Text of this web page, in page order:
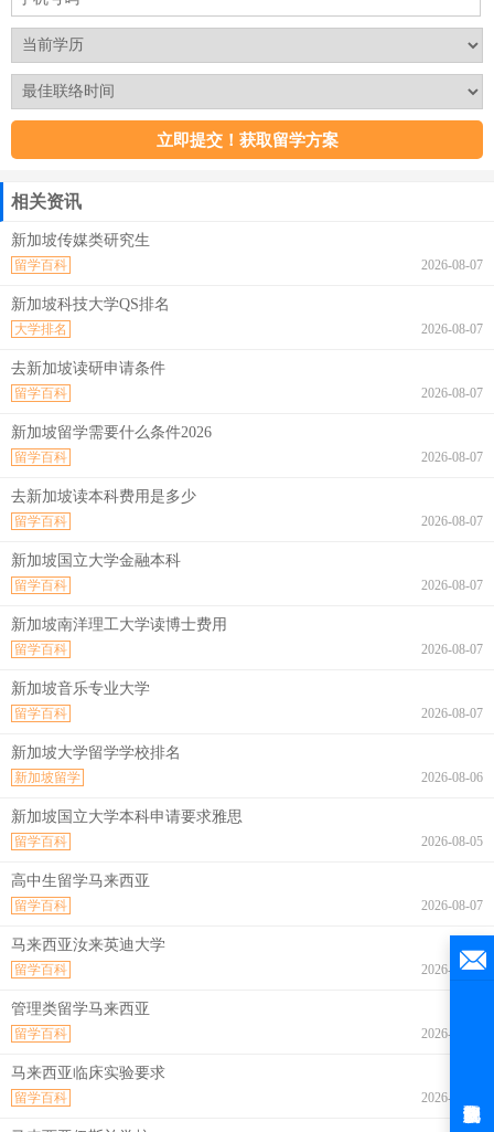
相关资讯
新加坡传媒类研究生
2026-08-07
留学百科
新加坡科技大学QS排名
2026-08-07
大学排名
去新加坡读研申请条件
2026-08-07
留学百科
新加坡留学需要什么条件2026
2026-08-07
留学百科
去新加坡读本科费用是多少
2026-08-07
留学百科
新加坡国立大学金融本科
2026-08-07
留学百科
新加坡南洋理工大学读博士费用
2026-08-07
留学百科
新加坡音乐专业大学
2026-08-07
留学百科
新加坡大学留学学校排名
2026-08-06
新加坡留学
新加坡国立大学本科申请要求雅思
2026-08-05
留学百科
高中生留学马来西亚
2026-08-07
留学百科
马来西亚汝来英迪大学
2026-08-07
留学百科
管理类留学马来西亚
2026-08-07
留学百科
马来西亚临床实验要求
2026-08-07
留学百科